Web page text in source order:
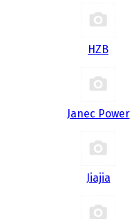
HZB
Janec Power
Jiajia